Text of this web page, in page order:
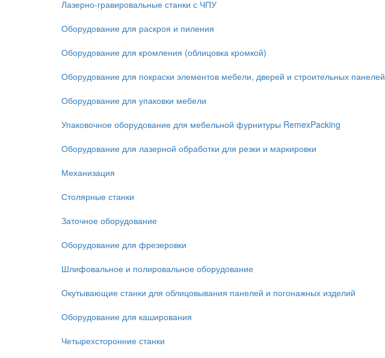
Лазерно-гравировальные станки с ЧПУ
Оборудование для раскроя и пиления
Оборудование для кромления (облицовка кромкой)
Оборудование для покраски элементов мебели, дверей и строительных панелей
Оборудование для упаковки мебели
Упаковочное оборудование для мебельной фурнитуры RemexPacking
Оборудование для лазерной обработки для резки и маркировки
Механизация
Столярные станки
Заточное оборудование
Оборудование для фрезеровки
Шлифовальное и полировальное оборудование
Окутывающие станки для облицовывания панелей и погонажных изделий
Оборудование для каширования
Четырехсторонние станки